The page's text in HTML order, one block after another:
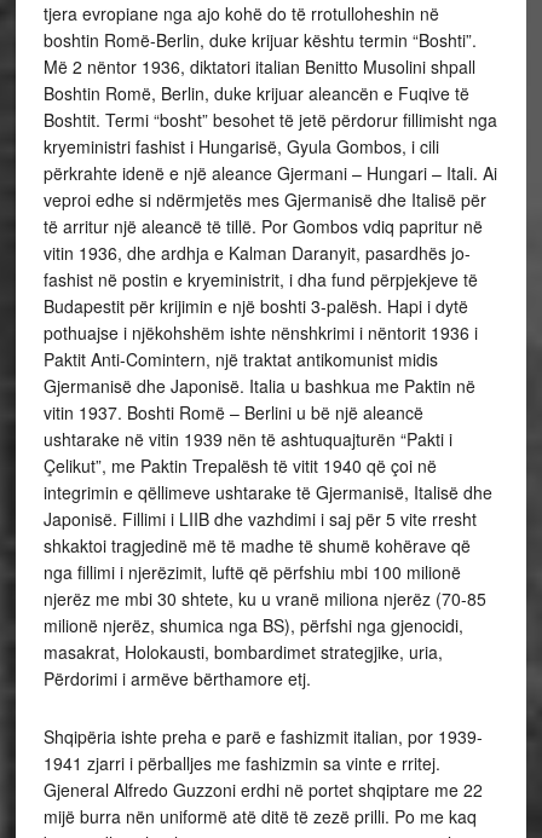
tjera evropiane nga ajo kohë do të rrotulloheshin në
boshtin Romë-Berlin, duke krijuar kështu termin “Boshti”.
Më 2 nëntor 1936, diktatori italian Benitto Musolini shpall
Boshtin Romë, Berlin, duke krijuar aleancën e Fuqive të
Boshtit. Termi “bosht” besohet të jetë përdorur fillimisht nga
kryeministri fashist i Hungarisë, Gyula Gombos, i cili
përkrahte idenë e një aleance Gjermani – Hungari – Itali. Ai
veproi edhe si ndërmjetës mes Gjermanisë dhe Italisë për
të arritur një aleancë të tillë. Por Gombos vdiq papritur në
vitin 1936, dhe ardhja e Kalman Daranyit, pasardhës jo-
fashist në postin e kryeministrit, i dha fund përpjekjeve të
Budapestit për krijimin e një boshti 3-palësh. Hapi i dytë
pothuajse i njëkohshëm ishte nënshkrimi i nëntorit 1936 i
Paktit Anti-Comintern, një traktat antikomunist midis
Gjermanisë dhe Japonisë. Italia u bashkua me Paktin në
vitin 1937. Boshti Romë – Berlini u bë një aleancë
ushtarake në vitin 1939 nën të ashtuquajturën “Pakti i
Çelikut”, me Paktin Trepalësh të vitit 1940 që çoi në
integrimin e qëllimeve ushtarake të Gjermanisë, Italisë dhe
Japonisë. Fillimi i LIIB dhe vazhdimi i saj për 5 vite rresht
shkaktoi tragjedinë më të madhe të shumë kohërave që
nga fillimi i njerëzimit, luftë që përfshiu mbi 100 milionë
njerëz me mbi 30 shtete, ku u vranë miliona njerëz (70-85
milionë njerëz, shumica nga BS), përfshi nga gjenocidi,
masakrat, Holokausti, bombardimet strategjike, uria,
Përdorimi i armëve bërthamore etj.
Shqipëria ishte preha e parë e fashizmit italian, por 1939-
1941 zjarri i përballjes me fashizmin sa vinte e rritej.
Gjeneral Alfredo Guzzoni erdhi në portet shqiptare me 22
mijë burra nën uniformë atë ditë të zezë prilli. Po me kaq